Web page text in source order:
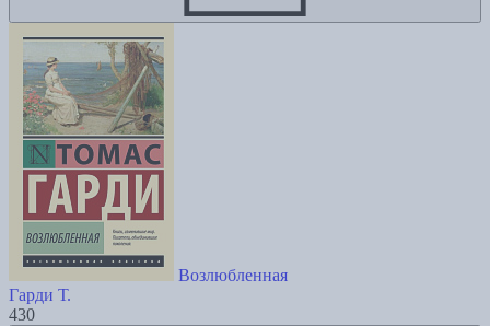
Возлюбленная
Гарди Т.
430